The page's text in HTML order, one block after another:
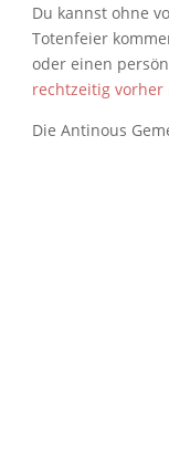
Du kannst ohne
Totenfeier
oder einen
rechtzeitig vorher
Die Antinous